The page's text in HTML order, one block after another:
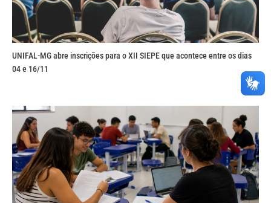
UNIFAL-MG abre inscrições para o XII SIEPE que acontece entre os dias
04 e 16/11